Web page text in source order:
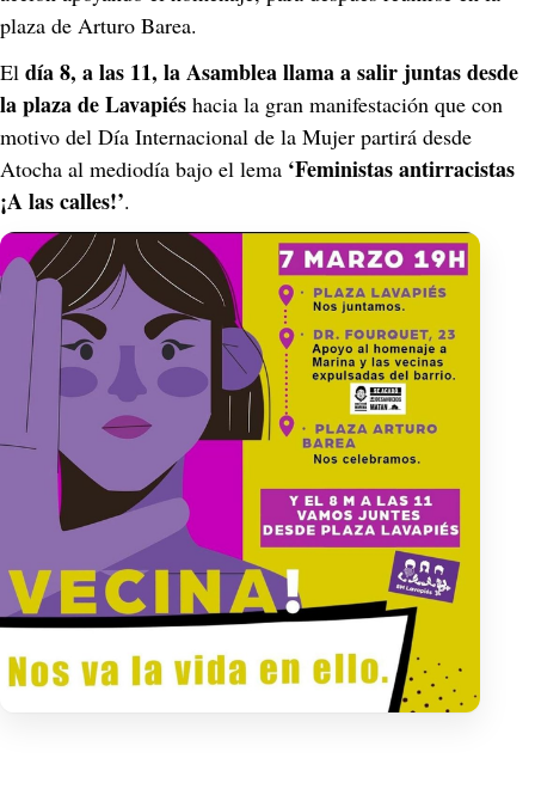
plaza de Arturo Barea.
El día 8, a las 11, la Asamblea llama a salir juntas desde
la plaza de Lavapiés hacia la gran manifestación que con
motivo del Día Internacional de la Mujer partirá desde
Atocha al mediodía bajo el lema ‘Feministas antirracistas
¡A las calles!’.